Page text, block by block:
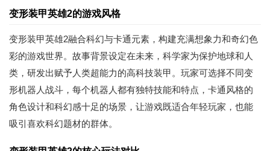
变形装甲英雄2的游戏风格
变形装甲英雄2融合科幻与卡通元素，构建充满想象力和奇幻色
彩的游戏世界。故事背景设定在未来，科学家为保护地球和人
类，研发出赋予人类超能力的高科技装甲。玩家可选择不同变
形机器人战斗，每个机器人都有独特技能和特点，卡通风格的
角色设计和科幻感十足的场景，让游戏既适合年轻玩家，也能
吸引喜欢科幻题材的群体。